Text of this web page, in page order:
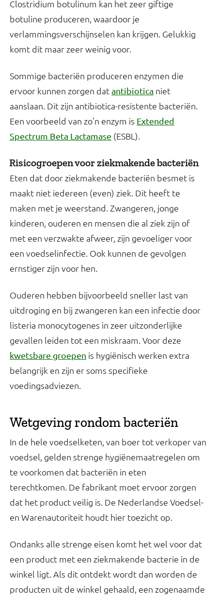
Clostridium botulinum kan het zeer giftige
botuline produceren, waardoor je
verlammingsverschijnselen kan krijgen. Gelukkig
komt dit maar zeer weinig voor.
Sommige bacteriën produceren enzymen die
ervoor kunnen zorgen datantibiotica niet
aanslaan. Dit zijn antibiotica-resistente bacteriën.
Een voorbeeld van zo’n enzym is Extended
Spectrum Beta Lactamase (ESBL).
Risicogroepen voor ziekmakende bacteriën
Eten dat door ziekmakende bacteriën besmet is
maakt niet iedereen (even) ziek. Dit heeft te
maken met je weerstand. Zwangeren, jonge
kinderen, ouderen en mensen die al ziek zijn of
met een verzwakte afweer, zijn gevoeliger voor
een voedselinfectie. Ook kunnen de gevolgen
ernstiger zijn voor hen.
Ouderen hebben bijvoorbeeld sneller last van
uitdroging en bij zwangeren kan een infectie door
listeria monocytogenes in zeer uitzonderlijke
gevallen leiden tot een miskraam. Voor deze
kwetsbare groepen is hygiënisch werken extra
belangrijk en zijn er soms specifieke
voedingsadviezen.
Wetgeving rondom bacteriën
In de hele voedselketen, van boer tot verkoper van
voedsel, gelden strenge hygiënemaatregelen om
te voorkomen dat bacteriën in eten
terechtkomen. De fabrikant moet ervoor zorgen
dat het product veilig is. De Nederlandse Voedsel-
en Warenautoriteit houdt hier toezicht op.
Ondanks alle strenge eisen komt het wel voor dat
een product met een ziekmakende bacterie in de
winkel ligt. Als dit ontdekt wordt dan worden de
producten uit de winkel gehaald, een zogenaamde